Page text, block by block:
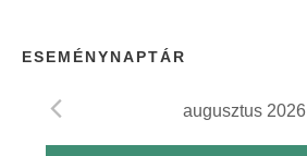
ESEMÉNYNAPTÁR
augusztus 2026